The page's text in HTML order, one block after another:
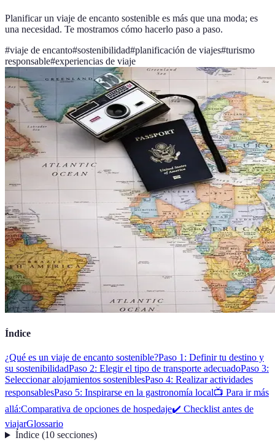
Planificar un viaje de encanto sostenible es más que una moda; es
una necesidad. Te mostramos cómo hacerlo paso a paso.
#viaje de encanto#sostenibilidad#planificación de viajes#turismo
responsable#experiencias de viaje
Índice
¿Qué es un viaje de encanto sostenible?Paso 1: Definir tu destino y
su sostenibilidadPaso 2: Elegir el tipo de transporte adecuadoPaso 3:
Seleccionar alojamientos sosteniblesPaso 4: Realizar actividades
responsablesPaso 5: Inspirarse en la gastronomía local📺 Para ir más
allá:Comparativa de opciones de hospedaje✔️ Checklist antes de
viajarGlossario
Índice(10 secciones)